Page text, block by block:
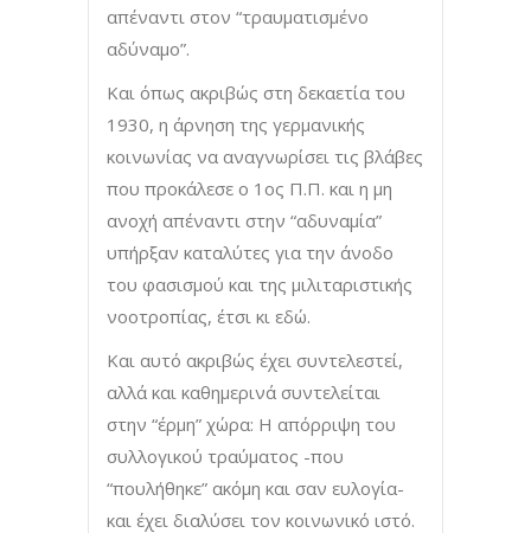
απέναντι στον “τραυματισμένο
αδύναμο”.
Και όπως ακριβώς στη δεκαετία του
1930, η άρνηση της γερμανικής
κοινωνίας να αναγνωρίσει τις βλάβες
που προκάλεσε ο 1ος Π.Π. και η μη
ανοχή απέναντι στην “αδυναμία”
υπήρξαν καταλύτες για την άνοδο
του φασισμού και της μιλιταριστικής
νοοτροπίας, έτσι κι εδώ.
Και αυτό ακριβώς έχει συντελεστεί,
αλλά και καθημερινά συντελείται
στην “έρμη” χώρα: Η απόρριψη του
συλλογικού τραύματος -που
“πουλήθηκε” ακόμη και σαν ευλογία-
και έχει διαλύσει τον κοινωνικό ιστό.